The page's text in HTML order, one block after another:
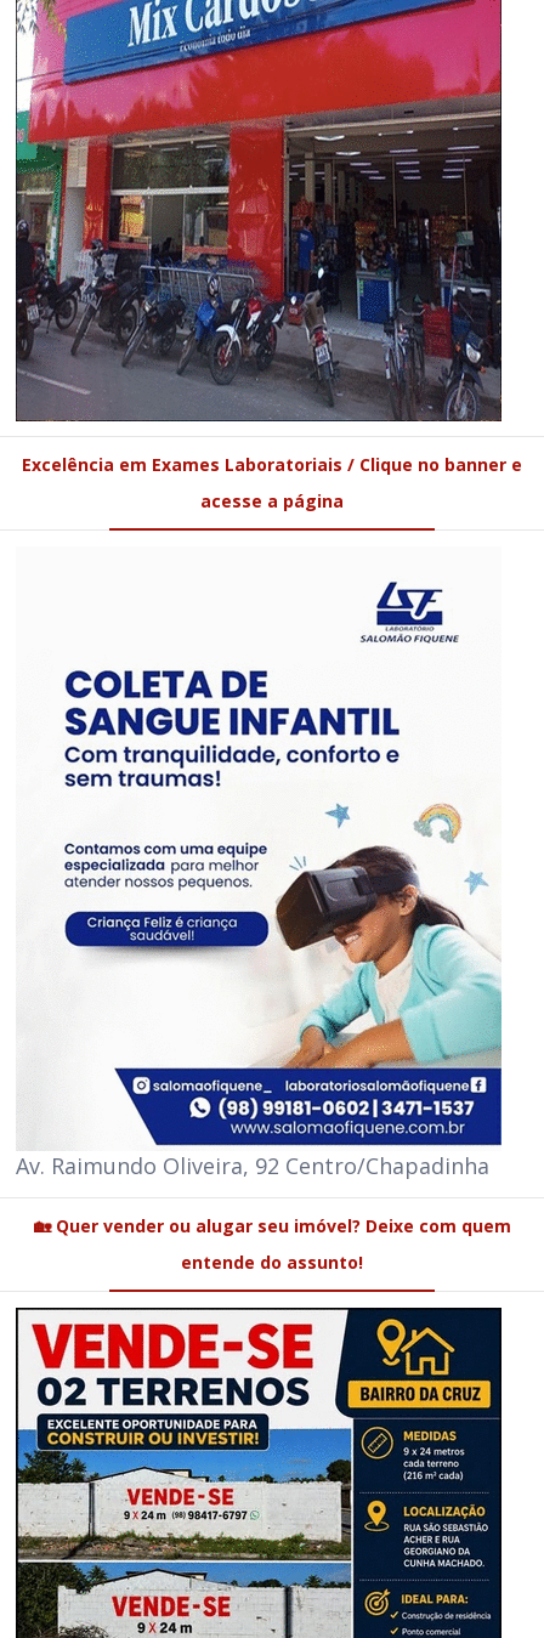
Excelência em Exames Laboratoriais / Clique no banner e
acesse a página
Av. Raimundo Oliveira, 92 Centro/Chapadinha
🏡 Quer vender ou alugar seu imóvel? Deixe com quem
entende do assunto!